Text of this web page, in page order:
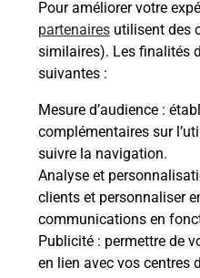
Pour améliorer votre
partenaires utilisent des
similaires). Les finalités
suivantes :
Mesure d’audience :
complémentaires sur
suivre la navigation.
Analyse et
clients et personnaliser
communications en
Publicité : permettre de
en lien avec vos centres
Prochaine collecte
14 Rue General
22510 Brehand
Itinéraire
Le lien s'ouvre dans un nouvel